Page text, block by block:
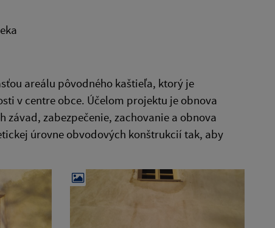
areálu pôvodného kaštieľa, ktorý je
v centre obce. Účelom projektu je obnova
zabezpečenie, zachovanie a obnova
úrovne obvodových konštrukcií tak, aby